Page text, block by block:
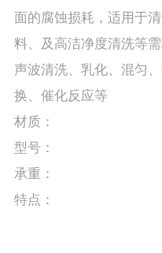
面的腐蚀损耗，适用于
料、及高洁净度清洗等
声波清洗、乳化、混匀
换、催化反应等
材质：
型号：
承重：
特点：